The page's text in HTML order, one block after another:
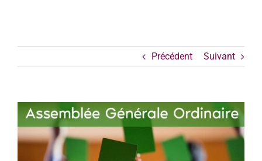
Précédent Suivant
Voir
l'image
agrandie